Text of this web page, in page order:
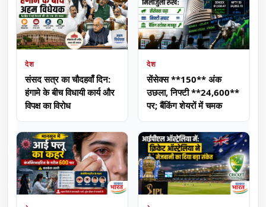
देश
संसद सत्र का चौदहवाँ दिन:
हंगामे के बीच विधायी कार्य और
विपक्ष का विरोध
देश
सेंसेक्स **150** अंक
उछला, निफ्टी **24,600**
पर; बैंकिंग शेयरों में चमक